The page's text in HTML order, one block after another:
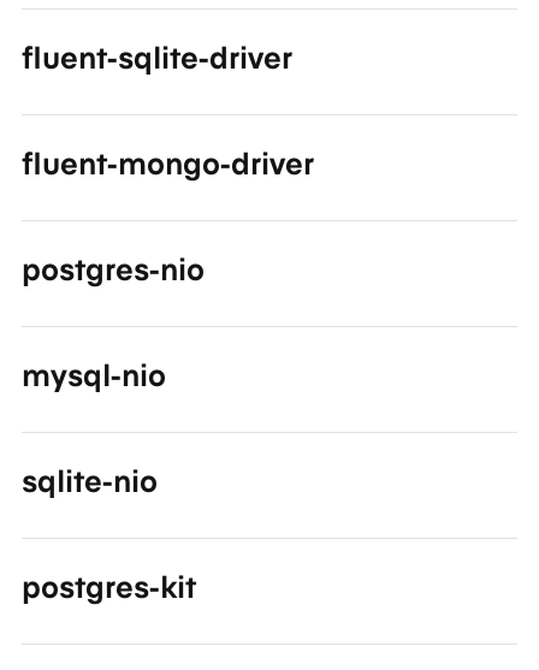
fluent-sqlite-driver
fluent-mongo-driver
postgres-nio
mysql-nio
sqlite-nio
postgres-kit